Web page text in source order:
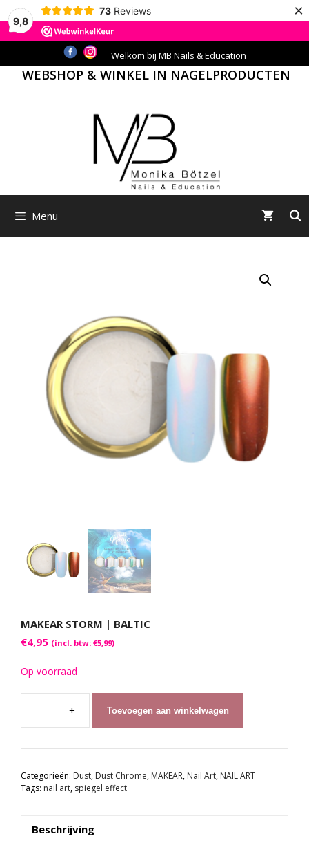
9,8
73 Reviews ×
naar
Welkom bij MB Nails & Education
WEBSHOP & WINKEL IN NAGELPRODUCTEN
Menu
MAKEAR STORM | BALTIC
€4,95 (incl. btw: €5,99)
Op voorraad
MAKEAR
Storm
|
aantal
Toevoegen aan winkelwagen
Categorieën: Dust, Dust Chrome, MAKEAR, Nail Art, NAIL ART
Tags: nail art, spiegel effect
Beschrijving